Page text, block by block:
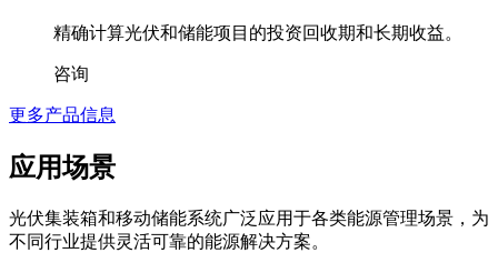
精确计算光伏和储能项目的投资回收期和长期收益。
咨询
更多产品信息
应用场景
光伏集装箱和移动储能系统广泛应用于各类能源管理场景，为
不同行业提供灵活可靠的能源解决方案。